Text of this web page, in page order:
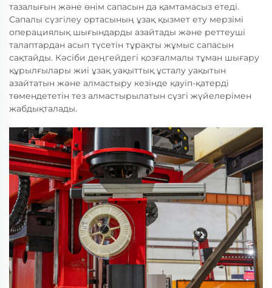
тазалығын және өнім сапасын да қамтамасыз етеді.
Сапалы сүзгілеу ортасының ұзақ қызмет ету мерзімі
операциялық шығындарды азайтады және реттеуші
талаптардан асып түсетін тұрақты жұмыс сапасын
сақтайды. Кәсіби деңгейдегі қозғалмалы тұман шығару
құрылғылары жиі ұзақ уақыттық ұсталу уақытын
азайтатын және алмастыру кезінде қауіп-қатерді
төмендететін тез алмастырылатын сүзгі жүйелерімен
жабдықталады.